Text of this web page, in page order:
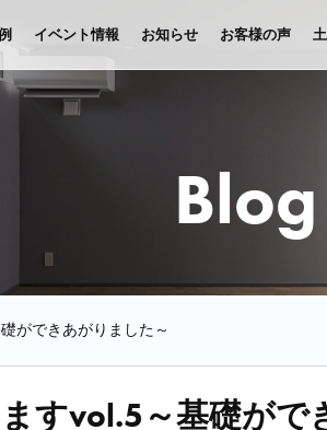
イベント情報 お知らせ お客様の声
Blog
ができあがりました～
すvol.5～基礎がで